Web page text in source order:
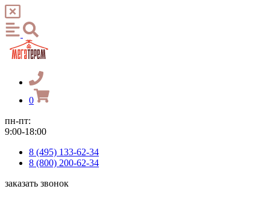
0
пн-пт:
9:00-18:00
8 (495) 133-62-34
8 (800) 200-62-34
заказать звонок